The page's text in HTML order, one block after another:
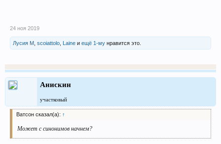
24 ноя 2019
Лусия М scoiattolo Laine и ещё 1-му нравится это.
Анискин
участковый
Ватсон сказал(а): ↑
Может с синонимов начнем?